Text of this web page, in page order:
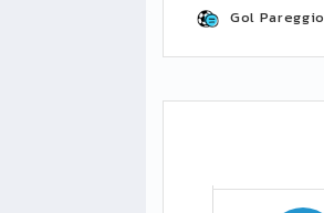
Gol Pareggio